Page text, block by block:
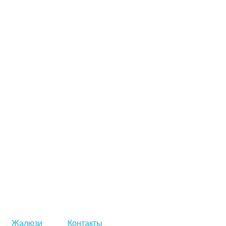
Жалюзи Контакты